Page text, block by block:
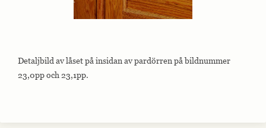
Detaljbild av låset på insidan av pardörren på bildnummer
23,0pp och 23,1pp.